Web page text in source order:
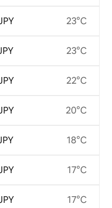
23°C
23°C
22°C
20°C
18°C
17°C
17°C